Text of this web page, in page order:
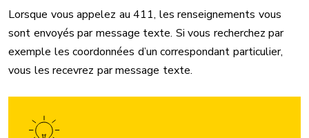
Lorsque vous appelez au 411, les renseignements vous
sont envoyés par message texte. Si vous recherchez par
exemple les coordonnées d’un correspondant particulier,
vous les recevrez par message texte.